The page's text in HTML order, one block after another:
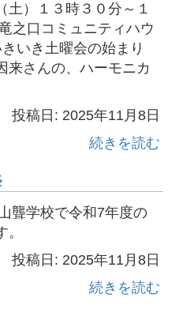
）１３時３０分～１
之口コミュニティハウ
いき土曜会の始まり
来さんの、ハーモニカ
投稿日: 2025年11月8日
続きを読む
聾学校で令和7年度の
投稿日: 2025年11月8日
続きを読む